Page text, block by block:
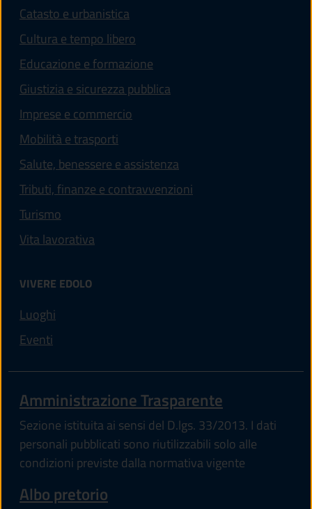
Catasto e urbanistica
Cultura e tempo libero
Educazione e formazione
Giustizia e sicurezza pubblica
Imprese e commercio
Mobilità e trasporti
Salute, benessere e assistenza
Tributi, finanze e contravvenzioni
Turismo
Vita lavorativa
VIVERE EDOLO
Luoghi
Eventi
Amministrazione Trasparente
Sezione istituita ai sensi del D.lgs. 33/2013. I dati
personali pubblicati sono riutilizzabili solo alle
condizioni previste dalla normativa vigente
Albo pretorio